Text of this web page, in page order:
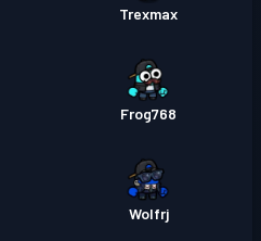
Trexmax
Frog768
Wolfrj